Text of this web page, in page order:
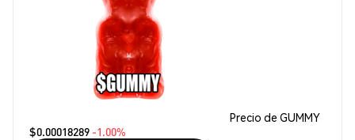
Precio de GUMMY
$0.00018289 -1.00%